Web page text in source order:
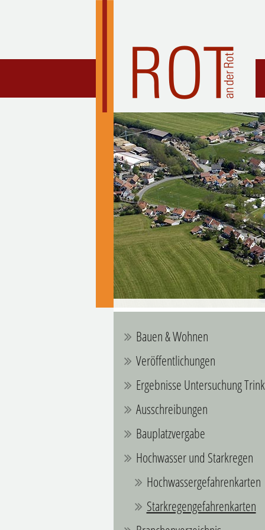
Bauen & Wohnen
Veröffentlichungen
Ergebnisse Untersuchung
Ausschreibungen
Bauplatzvergabe
Hochwasser und Starkregen
Hochwassergefahrenkarten
Starkregengefahrenkarten